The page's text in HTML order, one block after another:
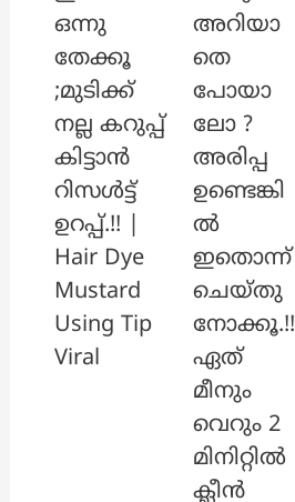
ഒന്നു
തേക്കൂ
;മുടിക്ക്
നല്ല കറുപ്പ്
കിട്ടാൻ
റിസൾട്ട്
ഉറപ്പ്.!! |
Hair Dye
Mustard
Using Tip
Viral
അറിയാ
തെ
പോയാ
ലോ ?
അരിപ്പ
ഉണ്ടെങ്കി
ൽ
ഇതൊന്ന്
ചെയ്തു
നോക്കൂ.!!
ഏത്
മീനും
വെറും 2
മിനിറ്റിൽ
ക്ലീൻ